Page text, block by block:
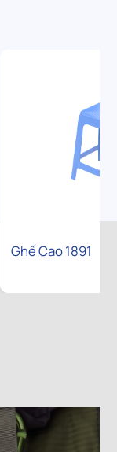
Ghế Cao 1891